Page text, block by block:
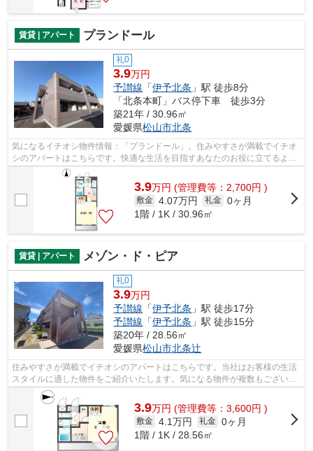
賃貸 | アパート プランドール
礼0
3.9万円
予讃線 「伊予北条 」駅 徒歩8分
「北条本町」バス停下車 徒歩3分
築21年 / 30.96㎡
愛媛県松山市北条
気になるイチオシ物件情報：「プランドール」。住みやすさが満載でイチオ
シのアパートはこちらです。快適な生活を目指すあなたのお役に立てるよう
に。種類をたくさんご用意してお待ち...
3.9万円 (管理費等：2,700円 )
敷金 4.07万円 礼金 0ヶ月
1階 / 1K / 30.96㎡
賃貸 | アパート メゾン・ド・ピア
礼0
3.9万円
予讃線 「伊予北条 」駅 徒歩17分
予讃線 「伊予北条 」駅 徒歩15分
築20年 / 28.56㎡
愛媛県松山市北条辻
住みやすさが満載でイチオシのアパートはこちらです。当社はお客様の生活
スタイルに適した物件をご紹介いたします。気になる物件が複数もございま
したら、お気軽に当社へご連絡下さい。
3.9万円 (管理費等：3,600円 )
敷金 4.1万円 礼金 0ヶ月
1階 / 1K / 28.56㎡